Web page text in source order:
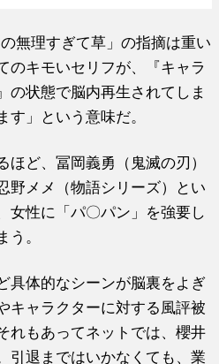
無理すぎて草」の指摘は重い
のキモいセリフが、『キャラ
の状態で脳内再生されてしま
す」という意味だ。
ほど、冨岡義勇（鬼滅の刃）
野メメ（物語シリーズ）とい
女性に「パ〇パン」を強要し
う。
具体的なシーンが脳裏をよぎ
キャラクターに対する風評被
れもあってネットでは、櫻井
引退まではいかなくても、業